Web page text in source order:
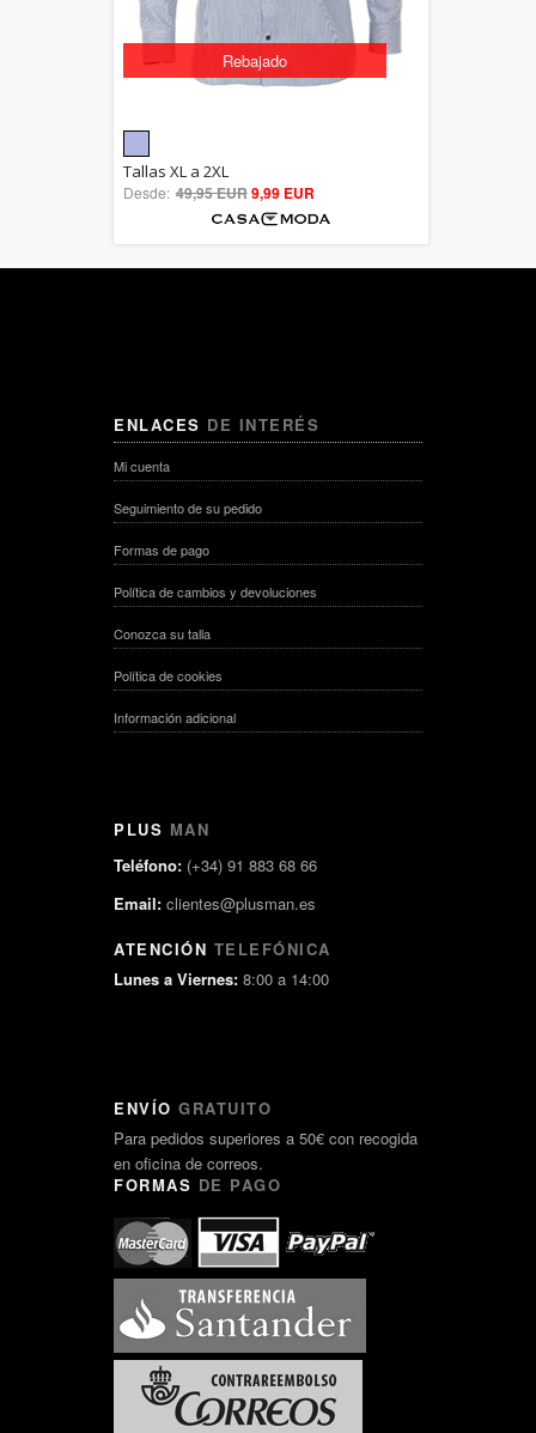
Rebajado
5.00
out of 5
Tallas XL a 2XL
Desde: 49,95 EUR9,99 EUR
ENLACES DE INTERÉS
Mi cuenta
Seguimiento de su pedido
Formas de pago
Política de cambios y devoluciones
Conozca su talla
Política de cookies
Información adicional
PLUS MAN
Teléfono: (+34) 91 883 68 66
Email: clientes@plusman.es
ATENCIÓN TELEFÓNICA
Lunes a Viernes: 8:00 a 14:00
ENVÍO GRATUITO
Para pedidos superiores a 50€ con recogida
en oficina de correos.
FORMAS DE PAGO